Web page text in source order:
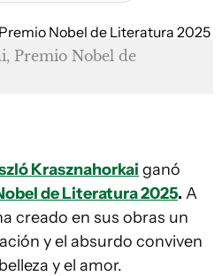
Premio Nobel de
Krasznahorkai ganó
de Literatura 2025. A
creado en sus obras un
y el absurdo conviven
y el amor.